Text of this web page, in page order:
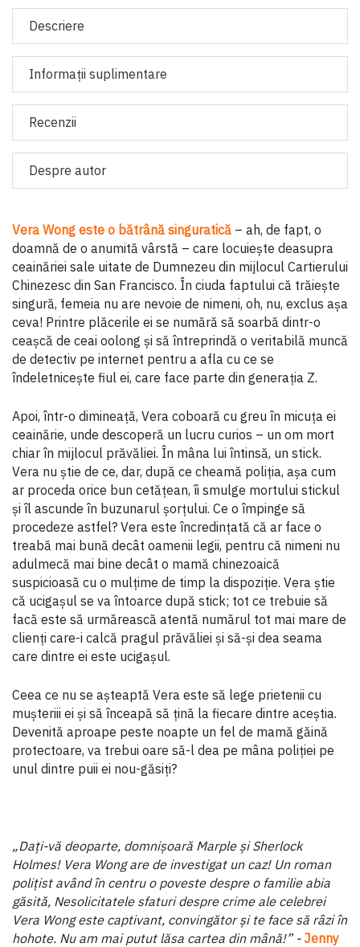
Descriere
Informaţii suplimentare
Recenzii
Despre autor
Vera Wong este o bătrână singuratică – ah, de fapt, o
doamnă de o anumită vârstă – care locuiește deasupra
ceainăriei sale uitate de Dumnezeu din mijlocul Cartierului
Chinezesc din San Francisco. În ciuda faptului că trăiește
singură, femeia nu are nevoie de nimeni, oh, nu, exclus așa
ceva! Printre plăcerile ei se numără să soarbă dintr-o
ceașcă de ceai oolong și să întreprindă o veritabilă muncă
de detectiv pe internet pentru a afla cu ce se
îndeletnicește fiul ei, care face parte din generația Z.
Apoi, într-o dimineață, Vera coboară cu greu în micuța ei
ceainărie, unde descoperă un lucru curios – un om mort
chiar în mijlocul prăvăliei. În mâna lui întinsă, un stick.
Vera nu știe de ce, dar, după ce cheamă poliția, așa cum
ar proceda orice bun cetățean, îi smulge mortului stickul
și îl ascunde în buzunarul șorțului. Ce o împinge să
procedeze astfel? Vera este încredințată că ar face o
treabă mai bună decât oamenii legii, pentru că nimeni nu
adulmecă mai bine decât o mamă chinezoaică
suspicioasă cu o mulțime de timp la dispoziție. Vera știe
că ucigașul se va întoarce după stick; tot ce trebuie să
facă este să urmărească atentă numărul tot mai mare de
clienți care-i calcă pragul prăvăliei și să-și dea seama
care dintre ei este ucigașul.
Ceea ce nu se așteaptă Vera este să lege prietenii cu
mușteriii ei și să înceapă să țină la fiecare dintre aceștia.
Devenită aproape peste noapte un fel de mamă găină
protectoare, va trebui oare să-l dea pe mâna poliției pe
unul dintre puii ei nou-găsiți?
„Dați-vă deoparte, domnișoară Marple și Sherlock
Holmes! Vera Wong are de investigat un caz! Un roman
polițist având în centru o poveste despre o familie abia
găsită, Nesolicitatele sfaturi despre crime ale celebrei
Vera Wong este captivant, convingător și te face să râzi în
hohote. Nu am mai putut lăsa cartea din mână!” - Jenny